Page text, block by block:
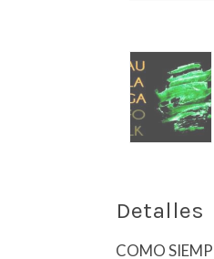
Detalles
COMO